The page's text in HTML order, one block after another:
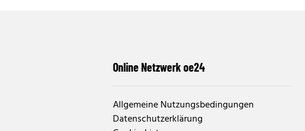
Online Netzwerk oe24
Allgemeine Nutzungsbedingungen
Datenschutzerklärung